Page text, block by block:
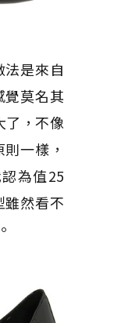
是來自
覺莫名其
了，不像
一樣，
為值25
然看不